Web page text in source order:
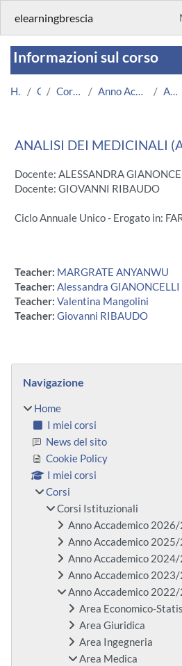
elearningbrescia
Informazioni sul corso
Home Corsi Corsi Istituzionali Anno Accademico 2022/2023 Area Medica
ANALISI DEI MEDICINALI
Docente: ALESSANDRA
Docente: GIOVANNI RIBAUDO
Ciclo Annuale Unico - Erogato in:
Teacher: MARGRATE ANYANWU
Teacher: Alessandra GIANONCELLI
Teacher: Valentina Mangolini
Teacher: Giovanni RIBAUDO
Blocchi
Navigazione
Home
I miei corsi
News del sito
Cookie Policy
I miei corsi
Corsi
Corsi Istituzionali
Anno Accademico
Anno Accademico
Anno Accademico
Anno Accademico
Anno Accademico
Area Economico-
Area Giuridica
Area Ingegneria
Area Medica